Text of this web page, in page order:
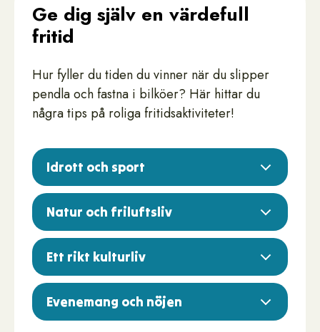
Ge dig själv en värdefull
fritid
Hur fyller du tiden du vinner när du slipper
pendla och fastna i bilköer? Här hittar du
några tips på roliga fritidsaktiviteter!
Idrott och sport
Natur och friluftsliv
Ett rikt kulturliv
Evenemang och nöjen